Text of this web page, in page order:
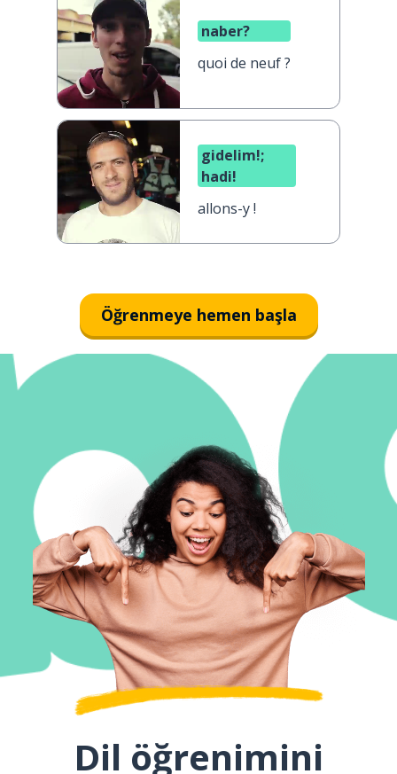
naber?
quoi de neuf ?
gidelim!;
hadi!
allons-y !
Öğrenmeye hemen başla
Dil öğrenimini